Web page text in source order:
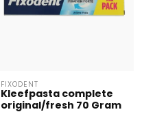
FIXODENT
Kleefpasta complete
original/fresh 70 Gram